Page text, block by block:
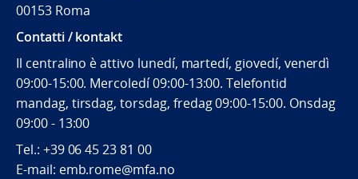
00153 Roma
Contatti / kontakt
Il centralino è attivo lunedí, martedí, giovedí, venerdì
09:00-15:00. Mercoledí 09:00-13:00. Telefontid
mandag, tirsdag, torsdag, fredag 09:00-15:00. Onsdag
09:00 - 13:00
Tel.: +39 06 45 23 81 00
E-mail: emb.rome@mfa.no